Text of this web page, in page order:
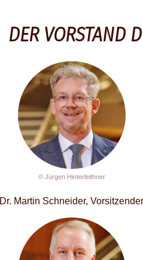
DER VORSTAND
© Jürgen Hinterleithner
Dr. Martin Schneider, Vorsitzender